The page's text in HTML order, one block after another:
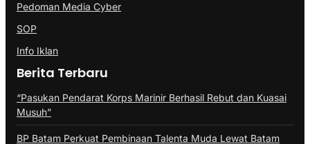
Pedoman Media Cyber
SOP
Info Iklan
Berita Terbaru
“Pasukan Pendarat Korps Marinir Berhasil Rebut dan Kuasai
Musuh”
BP Batam Perkuat Pembinaan Talenta Muda Lewat Batam